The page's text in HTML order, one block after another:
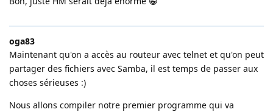
oga83
Maintenant qu'on a accès au routeur avec telnet et qu'on peut
partager des fichiers avec Samba, il est temps de passer aux
choses sérieuses :)
Nous allons compiler notre premier programme qui va